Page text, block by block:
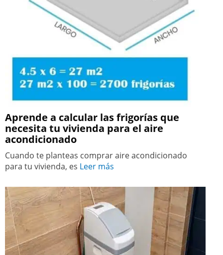
Aprende a calcular las frigorías que
necesita tu vivienda para el aire
acondicionado
Cuando te planteas comprar aire acondicionado
para tu vivienda, es Leer más